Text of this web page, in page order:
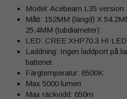
Model: Acebeam L35 version
Mått: 152MM (längd) X
25.4MM (tubdiameter):
LED: CREE XHP70.3 HI
Laddning: Ingen laddport på
batteriet
Färgtemperatur: 6500K
Max 5000 lumen
Max räckvidd: 650m